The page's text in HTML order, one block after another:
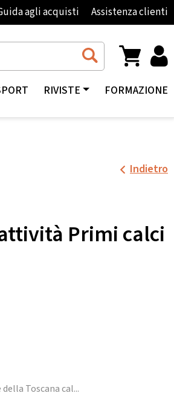
agli acquisti Assistenza clienti
RIVISTE FORMAZIONE
Indietro
Primi calci
Toscana cal...